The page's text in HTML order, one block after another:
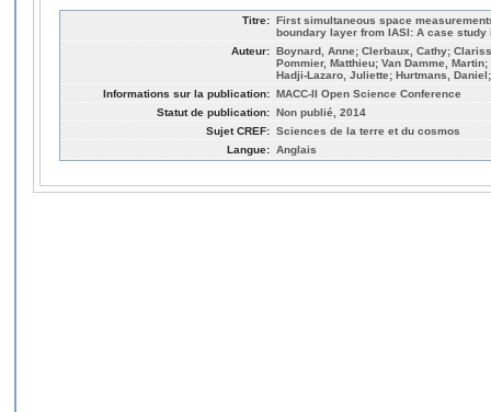
Titre: First simultaneous space
boundary layer from IASI: A case study
Auteur: Boynard, Anne; Clerbaux, Cathy;
Pommier, Matthieu; Van Damme,
Hadji-Lazaro, Juliette; Hurtmans,
Informations sur la publication: MACC-II Open Science Conference
Statut de publication: Non publié, 2014
Sujet CREF: Sciences de la terre et du cosmos
Langue: Anglais